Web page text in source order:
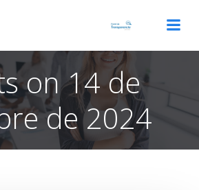
on 14 de
de 2024